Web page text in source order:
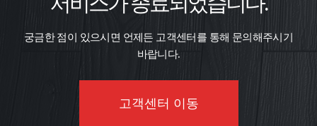
궁금한 점이 있으시면 언제든 고객센터를 통해 문의해주시기
바랍니다.
고객센터 이동